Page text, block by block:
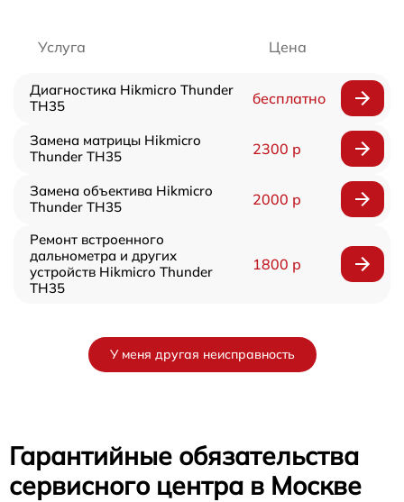
Услуга Цена
Диагностика Hikmicro Thunder
TH35
бесплатно
Замена матрицы Hikmicro
Thunder TH35
2300 р
Замена объектива Hikmicro
Thunder TH35
2000 р
Ремонт встроенного
дальнометра и других
устройств Hikmicro Thunder
TH35
1800 р
У меня другая неисправность
Гарантийные обязательства
сервисного центра в Москве